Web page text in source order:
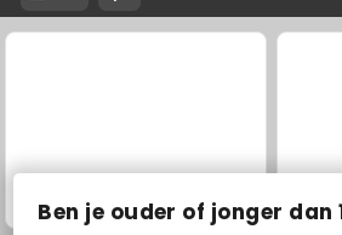
Ben je ouder of jonger dan
Garden Tales